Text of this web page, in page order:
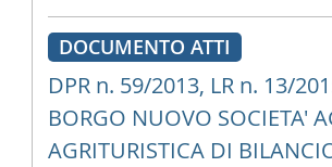
DOCUMENTO ATTI
DPR n. 59/2013, LR n. 13/
BORGO NUOVO SOCIETA'
AGRITURISTICA DI